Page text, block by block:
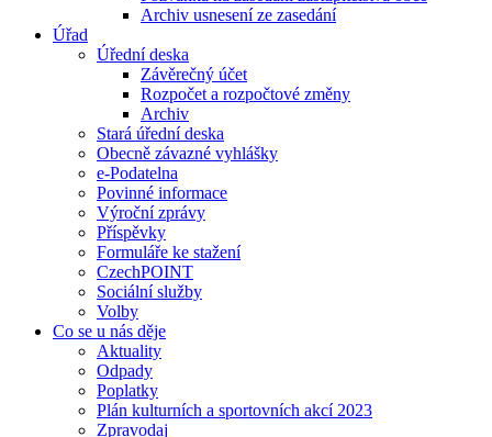
Archiv usnesení ze zasedání
Úřad
Úřední deska
Závěrečný účet
Rozpočet a rozpočtové změny
Archiv
Stará úřední deska
Obecně závazné vyhlášky
e-Podatelna
Povinné informace
Výroční zprávy
Příspěvky
Formuláře ke stažení
CzechPOINT
Sociální služby
Volby
Co se u nás děje
Aktuality
Odpady
Poplatky
Plán kulturních a sportovních akcí 2023
Zpravodaj